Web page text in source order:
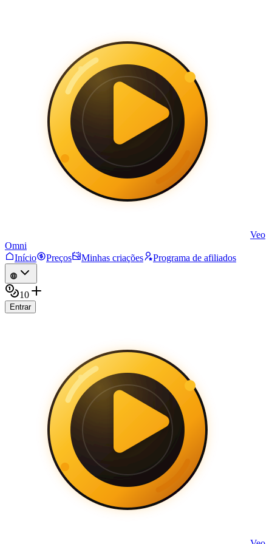
Veo
Omni
Início
Preços Minhas criações Programa de afiliados
10
Entrar